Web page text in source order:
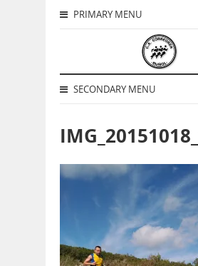
PRIMARY MENU
SECONDARY MENU